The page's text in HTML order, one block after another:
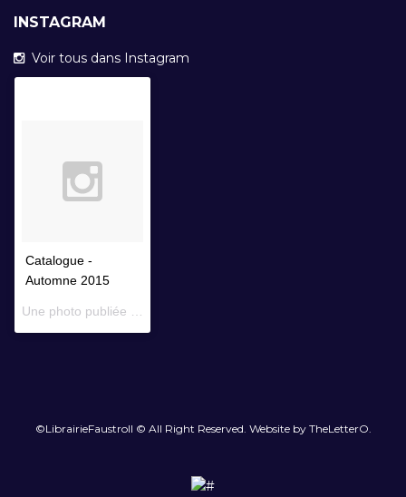
INSTAGRAM
Voir tous dans Instagram
Catalogue -
Automne 2015
©LibrairieFaustroll © All Right Reserved. Website by TheLetterO.